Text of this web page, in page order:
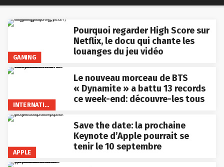
GAMING
Pourquoi regarder High Score sur
Netflix, le docu qui chante les
louanges du jeu vidéo
INTERNATIONAL
Le nouveau morceau de BTS
« Dynamite » a battu 13 records
ce week-end: découvre-les tous
APPLE
Save the date: la prochaine
Keynote d’Apple pourrait se
tenir le 10 septembre